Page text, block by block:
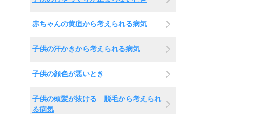
赤ちゃんの黄疸から考えられる病気
子供の汗かきから考えられる病気
子供の顔色が悪いとき
子供の頭髪が抜ける 脱毛から考えられ
る病気